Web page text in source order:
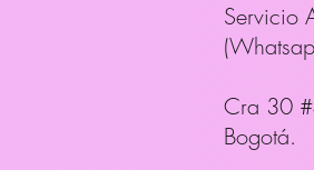
Servicio
Cra 30
Bogotá.